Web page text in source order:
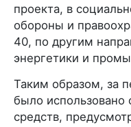
проекта, в
обороны и
40, по другим
энергетики и
Таким образом, за
было использовано
средств,